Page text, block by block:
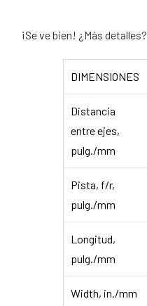
¡Se ve bien! ¿Más detalles?
DIMENSIONES
Distancia
entre ejes,
pulg./mm
Pista, f/r,
pulg./mm
Longitud,
pulg./mm
Width, in./mm